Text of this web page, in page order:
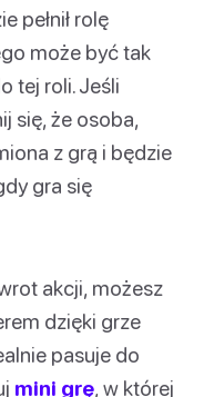
pełnił rolę
może być tak
tej roli. Jeśli
się, że osoba,
z grą i będzie
gra się
akcji, możesz
dzięki grze
pasuje do
mini grę, w której